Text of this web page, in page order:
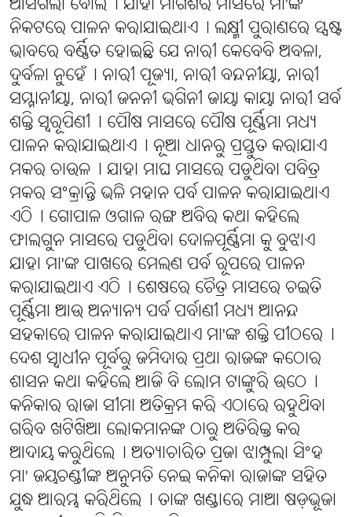
ଆସିଗଲା ବୋଲି୤ ଯାହା ମାର୍ଗଶିର ମାସରେ ମା'ଙ୍କ
ନିକଟରେ ପାଳନ କରାଯାଇଥାଏ୤ ଲକ୍ଷ୍ମୀ ପୁରାଣରେ ସ୍ପଷ୍ଟ
ଭାବରେ ବର୍ଣ୍ଣିତ ହୋଇଛି ଯେ ନାରୀ କେବେବି ଅବଳା,
ଦୁର୍ବଳା ନୁହେଁ୤ ନାରୀ ପୂଜ୍ୟା, ନାରୀ ବନ୍ଦନୀୟା, ନାରୀ
ସମ୍ମାନୀୟା, ନାରୀ ଜନନୀ ଭଗିନୀ ଜାୟା କାୟା ନାରୀ ସର୍ବ
ଶକ୍ତି ସ୍ୱରୂପିଣୀ୤ ପୌଷ ମାସରେ ପୌଷ ପୂର୍ଣ୍ଣିମା ମଧ୍ୟ
ପାଳନ କରାଯାଇଥାଏ୤ ନୂଆ ଧାନରୁ ପ୍ରସ୍ତୁତ କରାଯାଏ
ମକର ଚାଉଳ୤ ଯାହା ମାଘ ମାସରେ ପଡୁଥିବା ପବିତ୍ର
ମକର ସଂକ୍ରାନ୍ତି ଭଳି ମହାନ ପର୍ବ ପାଳନ କରାଯାଇଥାଏ
ଏଠି୤ ଗୋପାଳ ଓଗାଳ ରଙ୍ଗ ଅବିର କଥା କହିଲେ
ଫାଲଗୁନ ମାସରେ ପଡୁଥିବା ଦୋଳପୂର୍ଣ୍ଣିମା କୁ ବୁଝାଏ
ଯାହା ମା'ଙ୍କ ପାଖରେ ମେଲଣ ପର୍ବ ରୂପରେ ପାଳନ
କରାଯାଇଥାଏ ଏଠି୤ ଶେଷରେ ଚୈତ୍ର ମାସରେ ଚଇତି
ପୂର୍ଣ୍ଣିମା ଆଉ ଅନ୍ୟାନ୍ୟ ପର୍ବ ପର୍ବାଣୀ ମଧ୍ୟ ଆନନ୍ଦ
ସହକାରେ ପାଳନ କରାଯାଇଥାଏ ମା'ଙ୍କ ଶକ୍ତି ପୀଠରେ୤
ଦେଶ ସ୍ୱାଧୀନ ପୂର୍ବରୁ ଜମିଦାର ପ୍ରଥା ରାଜଙ୍କ କଠୋର
ଶାସନ କଥା କହିଲେ ଆଜି ବି ଲୋମ ଟାଙ୍କୁରି ଉଠେ୤
କନିକାର ରାଜା ସୀମା ଅତିକ୍ରମ କରି ଏଠାରେ ରହୁଥିବା
ଗରିବ ଖଟିଖିଆ ଲୋକମାନଙ୍କ ଠାରୁ ଅତିରିକ୍ତ କର
ଆଦାୟ କରୁଥିଲେ୤ ଅତ୍ୟାଚାରିତ ପ୍ରଜା ଝାମ୍ପୁଲା ସିଂହ
ମା' ଜୟଚଣ୍ଡୀଙ୍କ ଅନୁମତି ନେଇ କନିକା ରାଜାଙ୍କ ସହିତ
ଯୁଦ୍ଧ ଆରମ୍ଭ କରିଥିଲେ୤ ତାଙ୍କ ଖଣ୍ଡାରେ ମାଆ ଷଡ଼ଭୂଜା